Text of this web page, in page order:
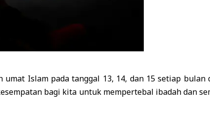
Islam pada tanggal 13, 14, dan 15 setiap bulan
bagi kita untuk mempertebal ibadah dan